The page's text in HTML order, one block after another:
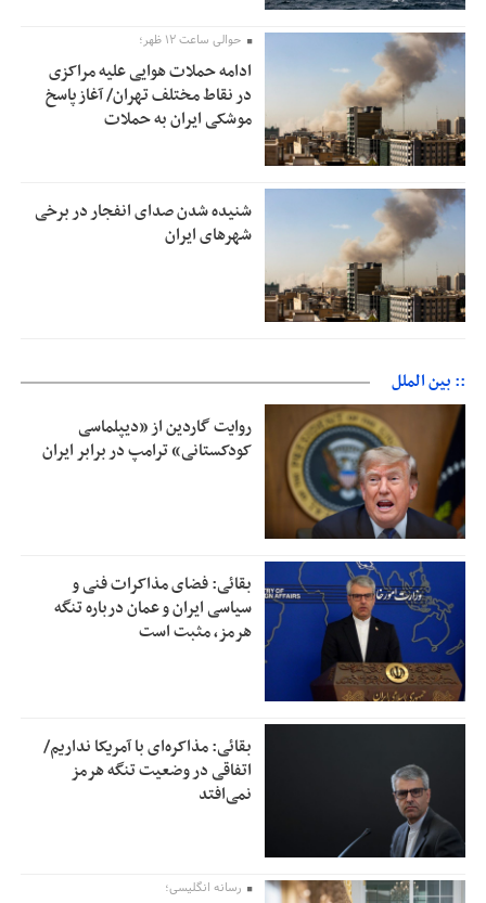
حوالی ساعت ۱۲ ظهر؛
ادامه حملات هوایی علیه مراکزی
در نقاط مختلف تهران/ آغاز پاسخ
موشکی ایران به حملات
شنیده شدن صدای انفجار در برخی
شهرهای ایران
:: بین الملل
روایت گاردین از «دیپلماسی
کودکستانی» ترامپ در برابر ایران
بقائی: فضای مذاکرات فنی و
سیاسی ایران و عمان درباره تنگه
هرمز، مثبت است
بقائی: مذاکره‌ای با آمریکا نداریم/
اتفاقی در وضعیت تنگه هرمز
نمی‌افتد
رسانه انگلیسی؛